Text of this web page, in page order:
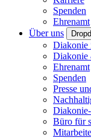
Spenden
Ehrenamt
Über uns
Diakonie
Ehrenamt
Spenden
Presse
Büro für